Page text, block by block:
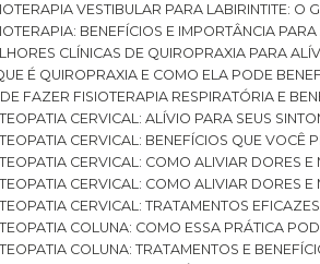
VESTIBULAR PARA LABIRINTITE: O
BENEFÍCIOS E IMPORTÂNCIA
CLÍNICAS DE QUIROPRAXIA PARA
QUE É QUIROPRAXIA E COMO ELA PODE
FAZER FISIOTERAPIA RESPIRATÓRIA E
CERVICAL: ALÍVIO PARA SEUS
CERVICAL: BENEFÍCIOS QUE VOCÊ
CERVICAL: COMO ALIVIAR DORES
CERVICAL: COMO ALIVIAR DORES
CERVICAL: TRATAMENTOS
COLUNA: COMO ESSA PRÁTICA
COLUNA: TRATAMENTOS E